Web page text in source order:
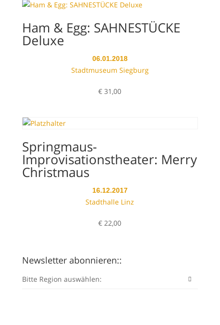
Ham & Egg: SAHNESTÜCKE
Deluxe
06.01.2018
Stadtmuseum Siegburg
€ 31,00
Springmaus-
Improvisationstheater: Merry
Christmaus
16.12.2017
Stadthalle Linz
€ 22,00
Newsletter abonnieren::
Bitte Region auswählen: